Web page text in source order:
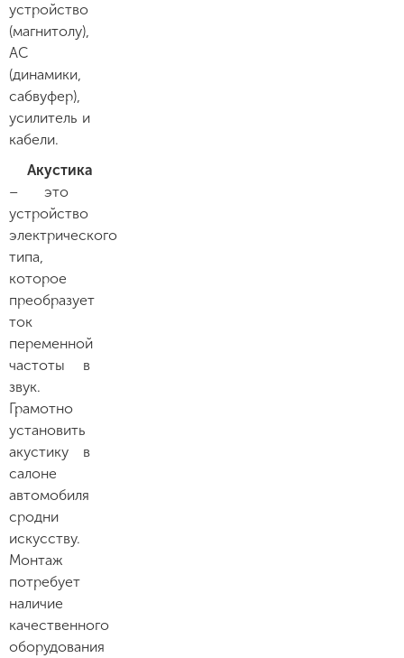
устройство
(магнитолу),
АС
(динамики,
сабвуфер),
усилитель и
кабели.
Акустика
– это
устройство
электрического
типа,
которое
преобразует
ток
переменной
частоты в
звук.
Грамотно
установить
акустику в
салоне
автомобиля
сродни
искусству.
Монтаж
потребует
наличие
качественного
оборудования